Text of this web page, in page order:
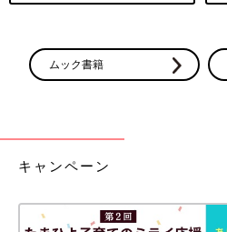
ムック書籍
キャンペーン